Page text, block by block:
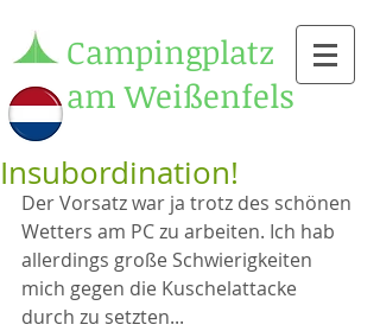
Campingplatz
am Weißenfels
Insubordination!
Der Vorsatz war ja trotz des schönen
Wetters am PC zu arbeiten. Ich hab
allerdings große Schwierigkeiten
mich gegen die Kuschelattacke
durch zu setzten...